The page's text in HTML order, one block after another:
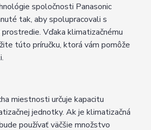
spoločnosti Panasonic
tak, aby spolupracovali s
Vďaka klimatizačnému
túto príručku, ktorá vám pomôže
miestnosti určuje kapacitu
jednotky. Ak je klimatizačná
používať väčšie množstvo